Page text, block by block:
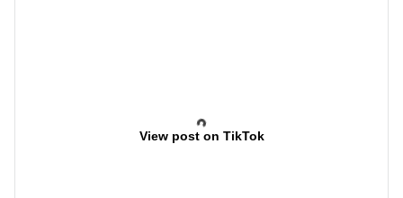
View post on TikTok